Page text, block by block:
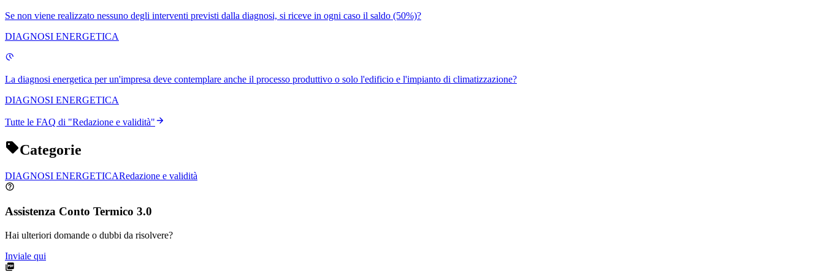
Se non viene realizzato nessuno degli interventi previsti dalla diagnosi, si riceve in ogni caso il saldo (50%)?
DIAGNOSI ENERGETICA
La diagnosi energetica per un'impresa deve contemplare anche il processo produttivo o solo l'edificio e l'impianto di climatizzazione?
DIAGNOSI ENERGETICA
Tutte le FAQ di "Redazione e validità"
Categorie
DIAGNOSI ENERGETICARedazione e validità
Assistenza Conto Termico 3.0
Hai ulteriori domande o dubbi da risolvere?
Inviale qui